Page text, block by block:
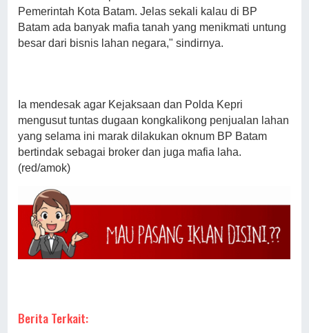
Pemerintah Kota Batam. Jelas sekali kalau di BP
Batam ada banyak mafia tanah yang menikmati untung
besar dari bisnis lahan negara," sindirnya.
Ia mendesak agar Kejaksaan dan Polda Kepri
mengusut tuntas dugaan kongkalikong penjualan lahan
yang selama ini marak dilakukan oknum BP Batam
bertindak sebagai broker dan juga mafia laha.
(red/amok)
Berita Terkait: